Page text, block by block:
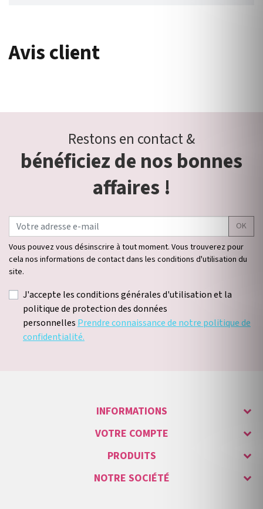
Avis client
Restons en contact &
bénéficiez de nos bonnes
affaires !
OK
Vous pouvez vous désinscrire à tout moment. Vous trouverez pour
cela nos informations de contact dans les conditions d'utilisation du
site.
J'accepte les conditions générales d'utilisation et la
politique de protection des données
personnelles Prendre connaissance de notre politique de
confidentialité.
INFORMATIONS
VOTRE COMPTE
PRODUITS
NOTRE SOCIÉTÉ